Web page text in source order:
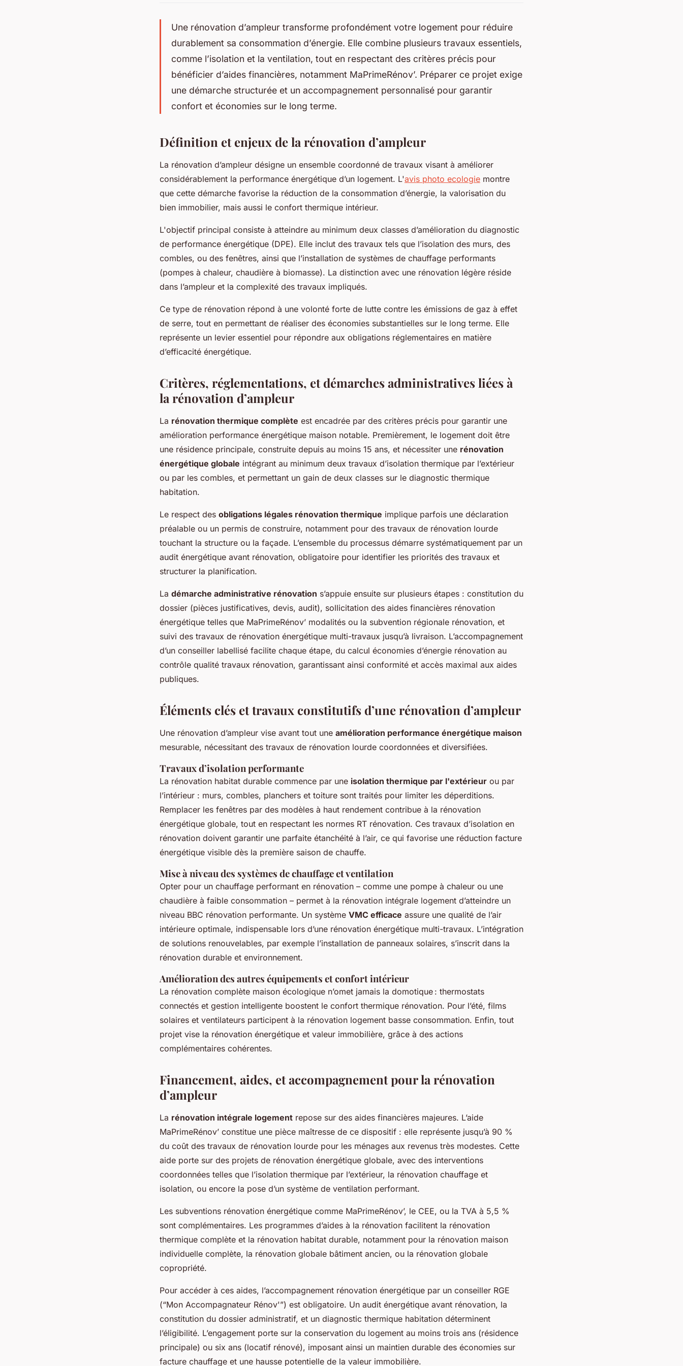
Une rénovation d’ampleur transforme profondément votre logement pour réduire
durablement sa consommation d’énergie. Elle combine plusieurs travaux essentiels,
comme l’isolation et la ventilation, tout en respectant des critères précis pour
bénéficier d’aides financières, notamment MaPrimeRénov’. Préparer ce projet exige
une démarche structurée et un accompagnement personnalisé pour garantir
confort et économies sur le long terme.
Définition et enjeux de la rénovation d’ampleur
La rénovation d’ampleur désigne un ensemble coordonné de travaux visant à améliorer
considérablement la performance énergétique d’un logement. L'avis photo ecologie montre
que cette démarche favorise la réduction de la consommation d’énergie, la valorisation du
bien immobilier, mais aussi le confort thermique intérieur.
L'objectif principal consiste à atteindre au minimum deux classes d’amélioration du diagnostic
de performance énergétique (DPE). Elle inclut des travaux tels que l’isolation des murs, des
combles, ou des fenêtres, ainsi que l’installation de systèmes de chauffage performants
(pompes à chaleur, chaudière à biomasse). La distinction avec une rénovation légère réside
dans l’ampleur et la complexité des travaux impliqués.
Ce type de rénovation répond à une volonté forte de lutte contre les émissions de gaz à effet
de serre, tout en permettant de réaliser des économies substantielles sur le long terme. Elle
représente un levier essentiel pour répondre aux obligations réglementaires en matière
d’efficacité énergétique.
Critères, réglementations, et démarches administratives liées à
la rénovation d’ampleur
La rénovation thermique complète est encadrée par des critères précis pour garantir une
amélioration performance énergétique maison notable. Premièrement, le logement doit être
une résidence principale, construite depuis au moins 15 ans, et nécessiter une rénovation
énergétique globale intégrant au minimum deux travaux d’isolation thermique par l’extérieur
ou par les combles, et permettant un gain de deux classes sur le diagnostic thermique
habitation.
Le respect des obligations légales rénovation thermique implique parfois une déclaration
préalable ou un permis de construire, notamment pour des travaux de rénovation lourde
touchant la structure ou la façade. L’ensemble du processus démarre systématiquement par un
audit énergétique avant rénovation, obligatoire pour identifier les priorités des travaux et
structurer la planification.
La démarche administrative rénovation s’appuie ensuite sur plusieurs étapes : constitution du
dossier (pièces justificatives, devis, audit), sollicitation des aides financières rénovation
énergétique telles que MaPrimeRénov’ modalités ou la subvention régionale rénovation, et
suivi des travaux de rénovation énergétique multi-travaux jusqu’à livraison. L’accompagnement
d’un conseiller labellisé facilite chaque étape, du calcul économies d’énergie rénovation au
contrôle qualité travaux rénovation, garantissant ainsi conformité et accès maximal aux aides
publiques.
Éléments clés et travaux constitutifs d’une rénovation d’ampleur
Une rénovation d’ampleur vise avant tout une amélioration performance énergétique maison
mesurable, nécessitant des travaux de rénovation lourde coordonnées et diversifiées.
Travaux d’isolation performante
La rénovation habitat durable commence par une isolation thermique par l'extérieur ou par
l’intérieur : murs, combles, planchers et toiture sont traités pour limiter les déperditions.
Remplacer les fenêtres par des modèles à haut rendement contribue à la rénovation
énergétique globale, tout en respectant les normes RT rénovation. Ces travaux d’isolation en
rénovation doivent garantir une parfaite étanchéité à l’air, ce qui favorise une réduction facture
énergétique visible dès la première saison de chauffe.
Mise à niveau des systèmes de chauffage et ventilation
Opter pour un chauffage performant en rénovation – comme une pompe à chaleur ou une
chaudière à faible consommation – permet à la rénovation intégrale logement d’atteindre un
niveau BBC rénovation performante. Un système VMC efficace assure une qualité de l’air
intérieure optimale, indispensable lors d’une rénovation énergétique multi-travaux. L’intégration
de solutions renouvelables, par exemple l’installation de panneaux solaires, s’inscrit dans la
rénovation durable et environnement.
Amélioration des autres équipements et confort intérieur
La rénovation complète maison écologique n’omet jamais la domotique : thermostats
connectés et gestion intelligente boostent le confort thermique rénovation. Pour l’été, films
solaires et ventilateurs participent à la rénovation logement basse consommation. Enfin, tout
projet vise la rénovation énergétique et valeur immobilière, grâce à des actions
complémentaires cohérentes.
Financement, aides, et accompagnement pour la rénovation
d’ampleur
La rénovation intégrale logement repose sur des aides financières majeures. L’aide
MaPrimeRénov’ constitue une pièce maîtresse de ce dispositif : elle représente jusqu’à 90 %
du coût des travaux de rénovation lourde pour les ménages aux revenus très modestes. Cette
aide porte sur des projets de rénovation énergétique globale, avec des interventions
coordonnées telles que l’isolation thermique par l’extérieur, la rénovation chauffage et
isolation, ou encore la pose d’un système de ventilation performant.
Les subventions rénovation énergétique comme MaPrimeRénov’, le CEE, ou la TVA à 5,5 %
sont complémentaires. Les programmes d’aides à la rénovation facilitent la rénovation
thermique complète et la rénovation habitat durable, notamment pour la rénovation maison
individuelle complète, la rénovation globale bâtiment ancien, ou la rénovation globale
copropriété.
Pour accéder à ces aides, l’accompagnement rénovation énergétique par un conseiller RGE
(“Mon Accompagnateur Rénov'”) est obligatoire. Un audit énergétique avant rénovation, la
constitution du dossier administratif, et un diagnostic thermique habitation déterminent
l’éligibilité. L’engagement porte sur la conservation du logement au moins trois ans (résidence
principale) ou six ans (locatif rénové), imposant ainsi un maintien durable des économies sur
facture chauffage et une hausse potentielle de la valeur immobilière.